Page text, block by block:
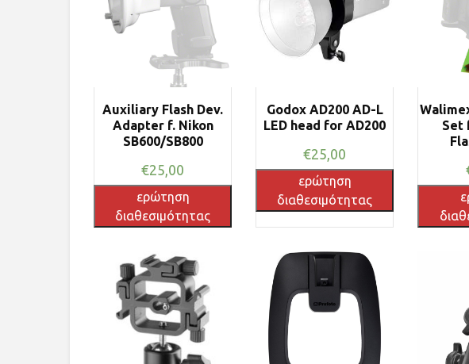
Auxiliary Flash Dev.
Adapter f. Nikon
SB600/SB800
€25,00
ερώτηση
διαθεσιμότητας
Godox AD200 AD-L
LED head for AD200
€25,00
ερώτηση
διαθεσιμότητας
Set